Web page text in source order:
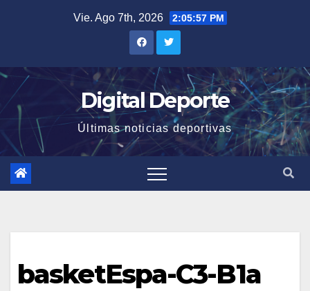
Vie. Ago 7th, 2026 2:05:57 PM
Digital Deporte
Últimas noticias deportivas
basketEspa-C3-B1a